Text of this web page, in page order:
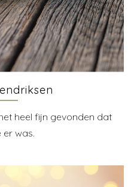
heel fijn gevonden dat
er was.